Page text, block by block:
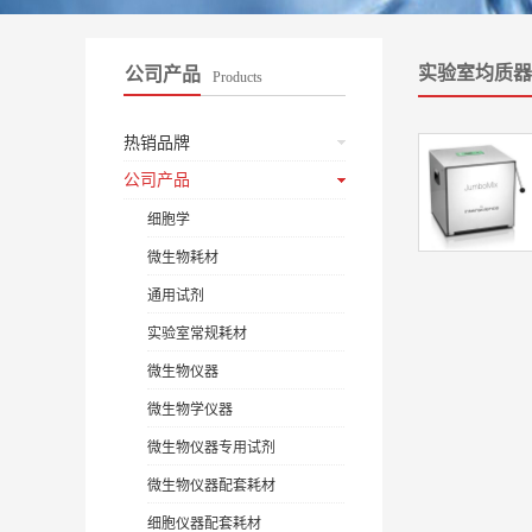
公司产品 Products
热销品牌
公司产品
细胞学
微生物耗材
通用试剂
实验室常规耗材
微生物仪器
微生物学仪器
微生物仪器专用试剂
微生物仪器配套耗材
细胞仪器配套耗材
实验室均质器